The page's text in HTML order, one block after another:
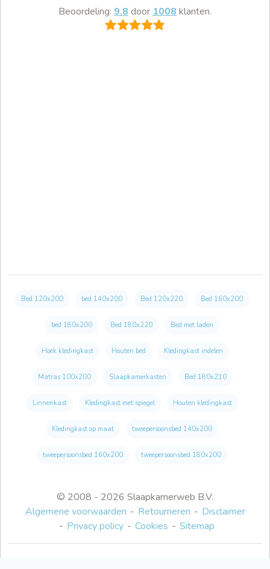
© 2008 - 2026 Slaapkamerweb B.V.
Algemene voorwaarden
Retourneren
Disclaimer
Privacy policy
Cookies Sitemap
Beoordeling: 9.8 door 1008 klanten.
Bed 120x200 bed 140x200 Bed 120x220 Bed 160x200
bed 180x200 Bed 180x220 Bed met laden
Hoek kledingkast Houten bed Kledingkast indelen
Matras 100x200 Slaapkamerkasten Bed 180x210
Linnenkast Kledingkast met spiegel Houten kledingkast
Kledingkast op maat tweepersoonsbed 140x200
tweepersoonsbed 160x200 tweepersoonsbed 180x200